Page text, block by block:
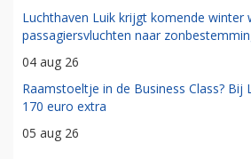
Luchthaven Luik krijgt komende winter
passagiersvluchten naar
04 aug 26
Raamstoeltje in de Business Class?
170 euro extra
05 aug 26